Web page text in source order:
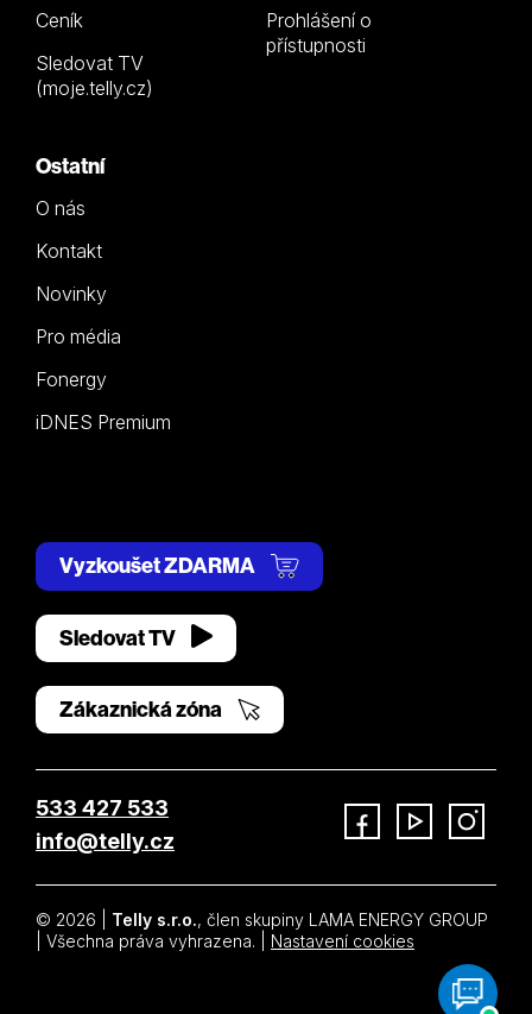
Ceník
Sledovat TV
(moje.telly.cz)
Prohlášení o
přístupnosti
Ostatní
O nás
Kontakt
Novinky
Pro média
Fonergy
iDNES Premium
Vyzkoušet ZDARMA
Sledovat TV
Zákaznická zóna
533 427 533
info@telly.cz
© 2026 | Telly s.r.o., člen skupiny LAMA ENERGY GROUP
| Všechna práva vyhrazena. |
Nastavení cookies